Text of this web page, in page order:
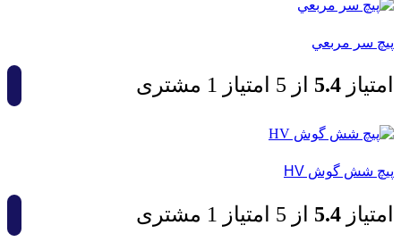
پيچ سر مربعي
امتیاز 4.5 از 5 امتیاز 1 مشتری
پيچ شش گوش HV
امتیاز 4.5 از 5 امتیاز 1 مشتری